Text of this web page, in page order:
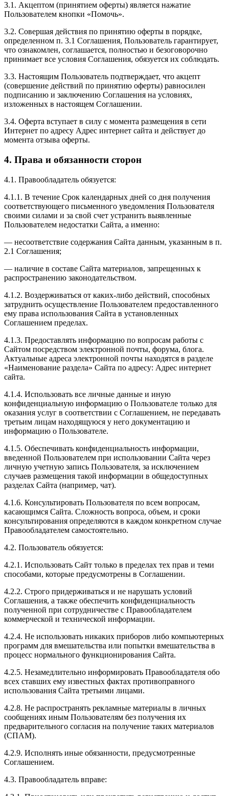
3.1. Акцептом (принятием оферты) является нажатие
Пользователем кнопки «Помочь».
3.2. Совершая действия по принятию оферты в порядке,
определенном п. 3.1 Соглашения, Пользователь гарантирует,
что ознакомлен, соглашается, полностью и безоговорочно
принимает все условия Соглашения, обязуется их соблюдать.
3.3. Настоящим Пользователь подтверждает, что акцепт
(совершение действий по принятию оферты) равносилен
подписанию и заключению Соглашения на условиях,
изложенных в настоящем Соглашении.
3.4. Оферта вступает в силу с момента размещения в сети
Интернет по адресу Адрес интернет сайта и действует до
момента отзыва оферты.
4. Права и обязанности сторон
4.1. Правообладатель обязуется:
4.1.1. В течение Срок календарных дней со дня получения
соответствующего письменного уведомления Пользователя
своими силами и за свой счет устранить выявленные
Пользователем недостатки Сайта, а именно:
— несоответствие содержания Сайта данным, указанным в п.
2.1 Соглашения;
— наличие в составе Сайта материалов, запрещенных к
распространению законодательством.
4.1.2. Воздерживаться от каких-либо действий, способных
затруднить осуществление Пользователем предоставленного
ему права использования Сайта в установленных
Соглашением пределах.
4.1.3. Предоставлять информацию по вопросам работы с
Сайтом посредством электронной почты, форума, блога.
Актуальные адреса электронной почты находятся в разделе
«Наименование раздела» Сайта по адресу: Адрес интернет
сайта.
4.1.4. Использовать все личные данные и иную
конфиденциальную информацию о Пользователе только для
оказания услуг в соответствии с Соглашением, не передавать
третьим лицам находящуюся у него документацию и
информацию о Пользователе.
4.1.5. Обеспечивать конфиденциальность информации,
введенной Пользователем при использовании Сайта через
личную учетную запись Пользователя, за исключением
случаев размещения такой информации в общедоступных
разделах Сайта (например, чат).
4.1.6. Консультировать Пользователя по всем вопросам,
касающимся Сайта. Сложность вопроса, объем, и сроки
консультирования определяются в каждом конкретном случае
Правообладателем самостоятельно.
4.2. Пользователь обязуется:
4.2.1. Использовать Сайт только в пределах тех прав и теми
способами, которые предусмотрены в Соглашении.
4.2.2. Строго придерживаться и не нарушать условий
Соглашения, а также обеспечить конфиденциальность
полученной при сотрудничестве с Правообладателем
коммерческой и технической информации.
4.2.4. Не использовать никаких приборов либо компьютерных
программ для вмешательства или попытки вмешательства в
процесс нормального функционирования Сайта.
4.2.5. Незамедлительно информировать Правообладателя обо
всех ставших ему известных фактах противоправного
использования Сайта третьими лицами.
4.2.8. Не распространять рекламные материалы в личных
сообщениях иным Пользователям без получения их
предварительного согласия на получение таких материалов
(СПАМ).
4.2.9. Исполнять иные обязанности, предусмотренные
Соглашением.
4.3. Правообладатель вправе: